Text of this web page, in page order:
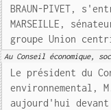
BRAUN-PIVET,
MARSEILLE,
groupe Union
Au Conseil économique,
Le président du
environnemental,
aujourd'hui